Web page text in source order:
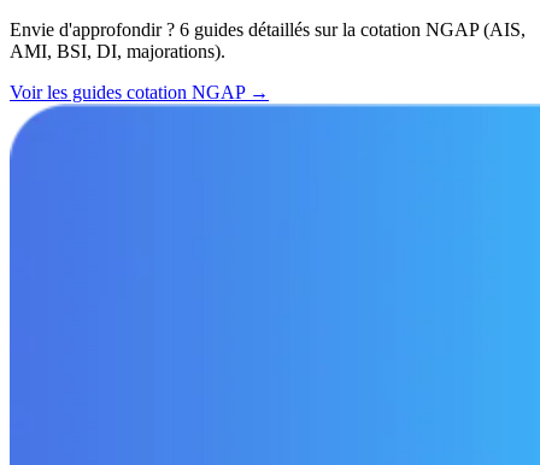
Envie d'approfondir ? 6 guides détaillés sur la cotation NGAP (AIS,
AMI, BSI, DI, majorations).
Voir les guides cotation NGAP →